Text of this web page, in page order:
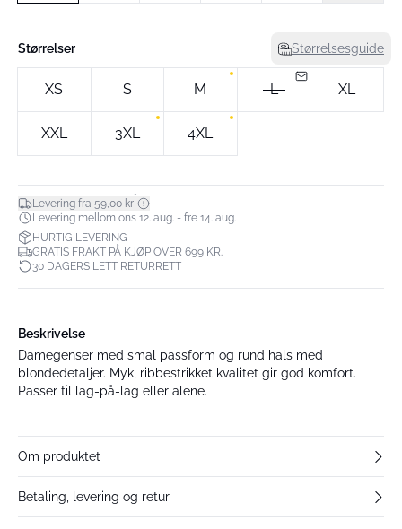
Størrelser Størrelsesguide
XS S M L XL
XXL 3XL 4XL
Levering fra 59,00 kr*
Levering mellom ons 12. aug. - fre 14. aug.
HURTIG LEVERING
GRATIS FRAKT PÅ KJØP OVER 699 KR.
30 DAGERS LETT RETURRETT
Beskrivelse
Damegenser med smal passform og rund hals med
blondedetaljer. Myk, ribbestrikket kvalitet gir god komfort.
Passer til lag-på-lag eller alene.
Om produktet
Betaling, levering og retur